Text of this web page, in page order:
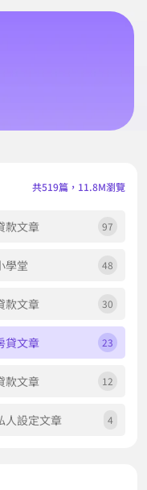
共519篇，11.8M瀏覽
款文章 97
學堂 48
款文章 30
貸文章 23
款文章 12
人設定文章 4